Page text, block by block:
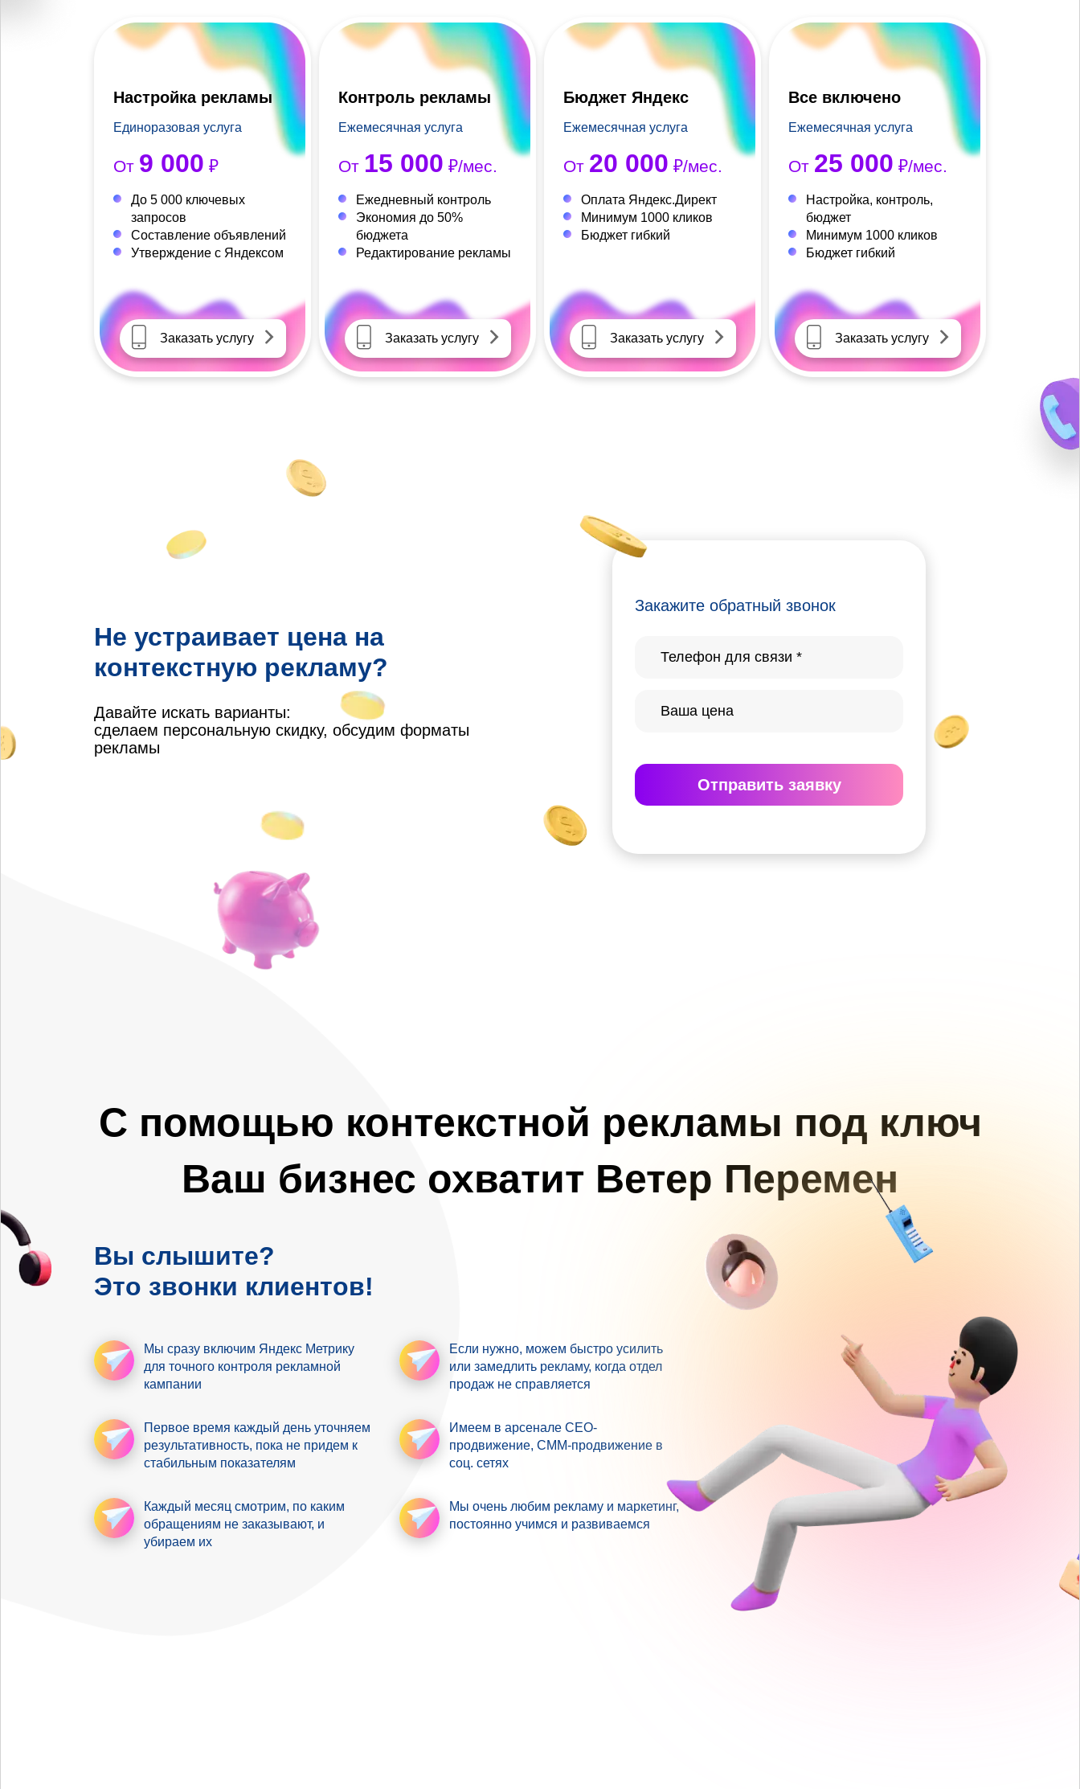
Настройка рекламы
Единоразовая услуга
От 9 000 ₽
До 5 000 ключевых
запросов
Составление объявлений
Утверждение с Яндексом
Заказать услугу
Контроль рекламы
Ежемесячная услуга
От 15 000 ₽/мес.
Ежедневный контроль
Экономия до 50%
бюджета
Редактирование рекламы
Заказать услугу
Бюджет Яндекс
Ежемесячная услуга
От 20 000 ₽/мес.
Оплата Яндекс.Директ
Минимум 1000 кликов
Бюджет гибкий
Заказать услугу
Все включено
Ежемесячная услуга
От 25 000 ₽/мес.
Настройка, контроль,
бюджет
Минимум 1000 кликов
Бюджет гибкий
Заказать услугу
Не устраивает цена на
контекстную рекламу?
Давайте искать варианты:
сделаем персональную скидку, обсудим форматы
рекламы
Закажите обратный звонок
Отправить заявку
С помощью контекстной рекламы под ключ
Ваш бизнес охватит Ветер Перемен
Вы слышите?
Это звонки клиентов!
Мы сразу включим Яндекс Метрику
для точного контроля рекламной
кампании
Первое время каждый день уточняем
результативность, пока не придем к
стабильным показателям
Каждый месяц смотрим, по каким
обращениям не заказывают, и
убираем их
Если нужно, можем быстро усилить
или замедлить рекламу, когда отдел
продаж не справляется
Имеем в арсенале СЕО-
продвижение, СММ-продвижение в
соц. сетях
Мы очень любим рекламу и маркетинг,
постоянно учимся и развиваемся